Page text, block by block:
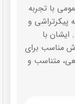
با تجربه
پیکرتراشی و
با
مناسب برای
متناسب و